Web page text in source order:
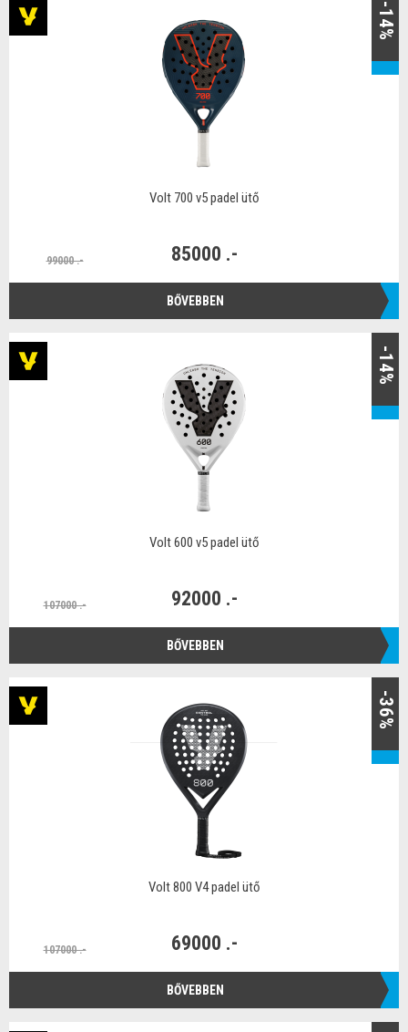
-14%
Volt 700 v5 padel ütő
99000 .- 85000 .-
BŐVEBBEN
-14%
Volt 600 v5 padel ütő
107000 .- 92000 .-
BŐVEBBEN
-36%
Volt 800 V4 padel ütő
107000 .- 69000 .-
BŐVEBBEN